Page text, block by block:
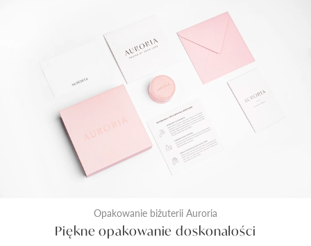
Opakowanie biżuterii Auroria
Piękne opakowanie doskonałości